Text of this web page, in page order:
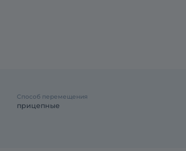
Способ перемещения
прицепные